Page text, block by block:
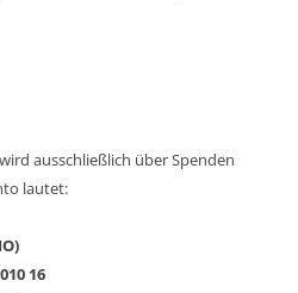
ausschließlich über Spenden
lautet:
16